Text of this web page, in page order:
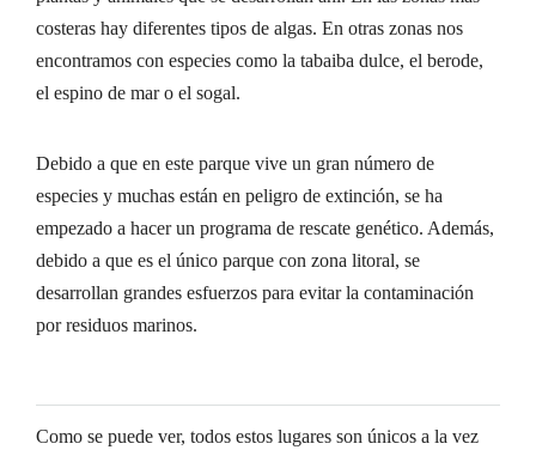
costeras hay diferentes tipos de algas. En otras zonas nos
encontramos con especies como la tabaiba dulce, el berode,
el espino de mar o el sogal.
Debido a que en este parque vive un gran número de
especies y muchas están en peligro de extinción, se ha
empezado a hacer un programa de rescate genético. Además,
debido a que es el único parque con zona litoral, se
desarrollan grandes esfuerzos para evitar la contaminación
por residuos marinos.
Como se puede ver, todos estos lugares son únicos a la vez